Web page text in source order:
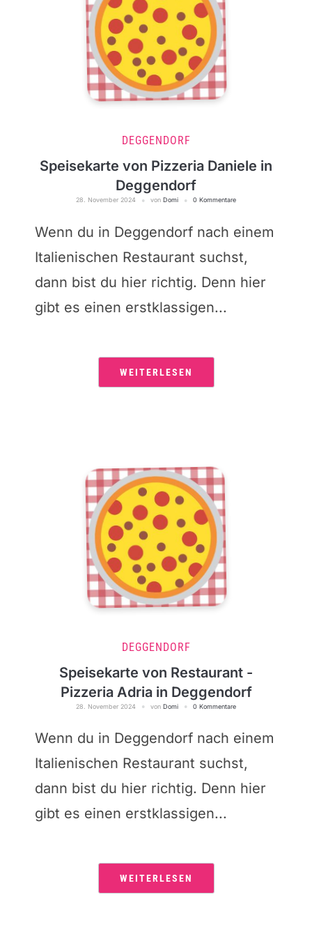
DEGGENDORF
Speisekarte von Pizzeria Daniele in
Deggendorf
28. November 2024 von Domi 0 Kommentare
Wenn du in Deggendorf nach einem
Italienischen Restaurant suchst,
dann bist du hier richtig. Denn hier
gibt es einen erstklassigen...
WEITERLESEN
DEGGENDORF
Speisekarte von Restaurant -
Pizzeria Adria in Deggendorf
28. November 2024 von Domi 0 Kommentare
Wenn du in Deggendorf nach einem
Italienischen Restaurant suchst,
dann bist du hier richtig. Denn hier
gibt es einen erstklassigen...
WEITERLESEN